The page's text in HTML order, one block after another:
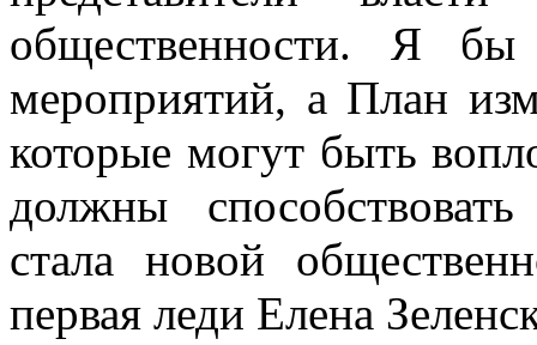
общественности. Я
мероприятий, а План
которые могут быть
должны
стала новой
первая леди Елена